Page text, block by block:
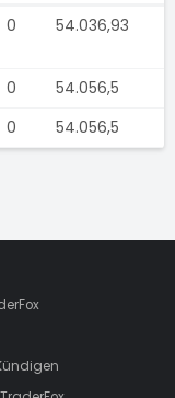
0 54.036,93
0
54.056,5
0 54.056,5